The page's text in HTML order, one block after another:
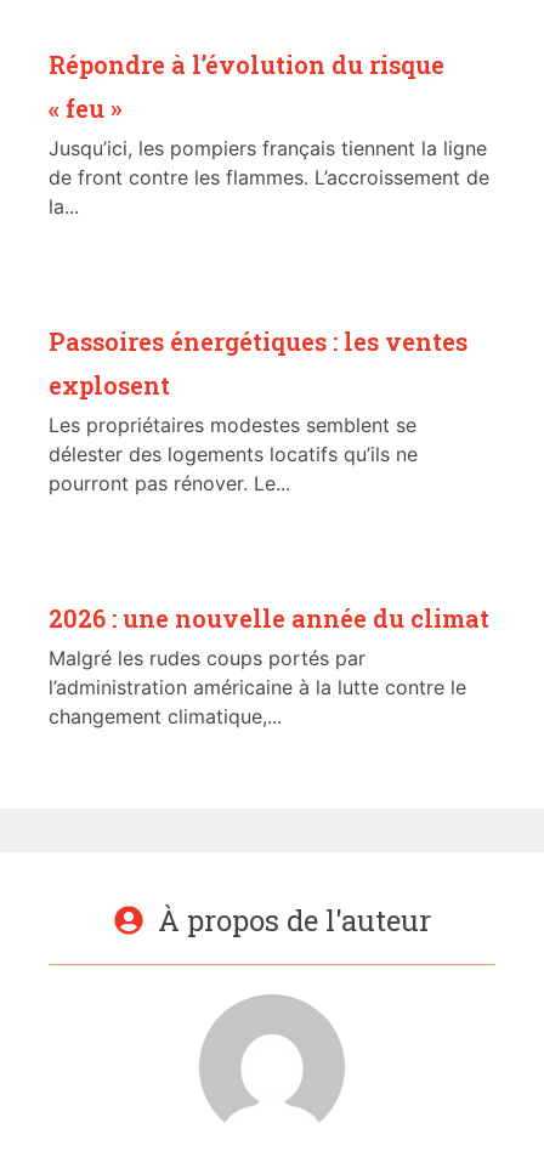
Répondre à l’évolution du risque
« feu »
Jusqu’ici, les pompiers français tiennent la ligne
de front contre les flammes. L’accroissement de
la...
Passoires énergétiques : les ventes
explosent
Les propriétaires modestes semblent se
délester des logements locatifs qu’ils ne
pourront pas rénover. Le...
2026 : une nouvelle année du climat
Malgré les rudes coups portés par
l’administration américaine à la lutte contre le
changement climatique,...
À propos de l'auteur